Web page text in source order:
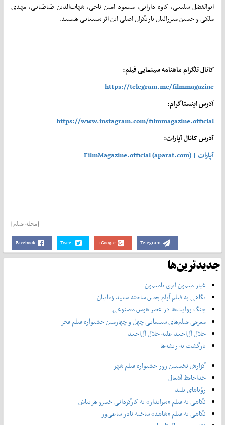
ابوالفضل سلیمی، کاوه دارابی، مسعود امین ناجی، شهاب‌الدین طباطبایی، مهدی
ملکی و حسین میرزائیان بازیگران اصلی این اثر سینمایی هستند.
کانال تلگرام ماهنامه سینمایی فیلم:
https://telegram.me/filmmagazine
آدرس اینستاگرام:
https://www.instagram.com/filmmagazine.official
آدرس کانال آپارات:
آپارات | FilmMagazine.official (aparat.com)
[مجله فیلم]
Facebook Tweet Google+ Telegram
جدیدترین‌ها
غبار میمون اثری نامیمون
نگاهی به فیلم آرام بخش ساخته سعید زمانیان
جنگ روایت‌ها در عصر هوش مصنوعی
معرفی فیلم‌های سینمایی چهل‌ و چهارمین جشنواره فیلم فجر
جلال آل‌احمد علیه جلال آل‌‌احمد
بازگشت به ریشه‌ها
گزارش نخستین روز جشنواره فیلم شهر
خداحافظ آشغال
رؤیاهای بلند
نگاهی به فیلم «سرایدار» به کارگردانی خسرو هریتاش
نگاهی به فیلم «شاهد» ساخته نادر ساعی‌ور